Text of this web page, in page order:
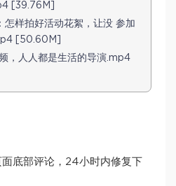
[39.76M]
怎样拍好活动花絮，让没 参加
[50.60M]
，人人都是生活的导演.mp4
底部评论，24小时内修复下